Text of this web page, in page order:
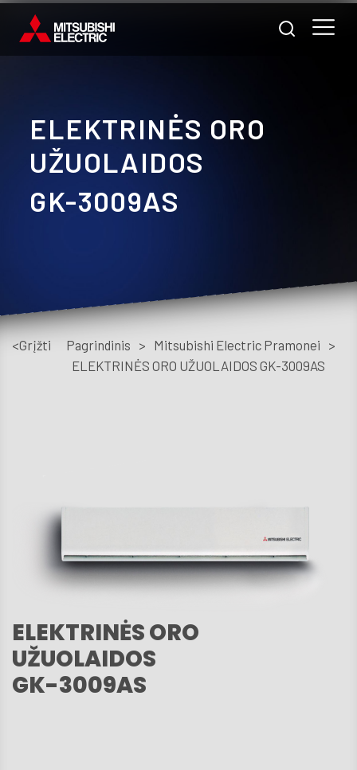
ELEKTRINĖS ORO
UŽUOLAIDOS
GK-3009AS
<Grįžti Pagrindinis > Mitsubishi Electric Pramonei >
ELEKTRINĖS ORO UŽUOLAIDOS GK-3009AS
ELEKTRINĖS ORO
UŽUOLAIDOS
GK-3009AS